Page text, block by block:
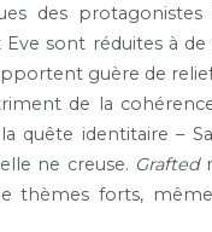
des protagonistes
sont réduites à
guère de
de la
quête identitaire –
ne creuse. Grafted
thèmes forts,